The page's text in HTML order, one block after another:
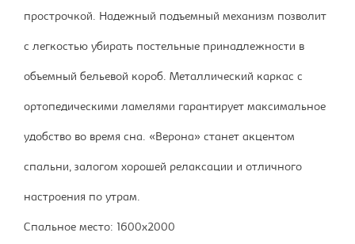
прострочкой. Надежный подъемный механизм позволит
с легкостью убирать постельные принадлежности в
объемный бельевой короб. Металлический каркас с
ортопедическими ламелями гарантирует максимальное
удобство во время сна. «Верона» станет акцентом
спальни, залогом хорошей релаксации и отличного
настроения по утрам.
Спальное место: 1600х2000